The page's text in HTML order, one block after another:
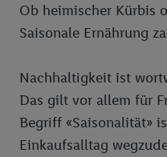
Ob heimischer Kürbis
Saisonale Ernährung
Nachhaltigkeit ist
Das gilt vor allem für
Begriff «Saisonalität»
Einkaufsalltag